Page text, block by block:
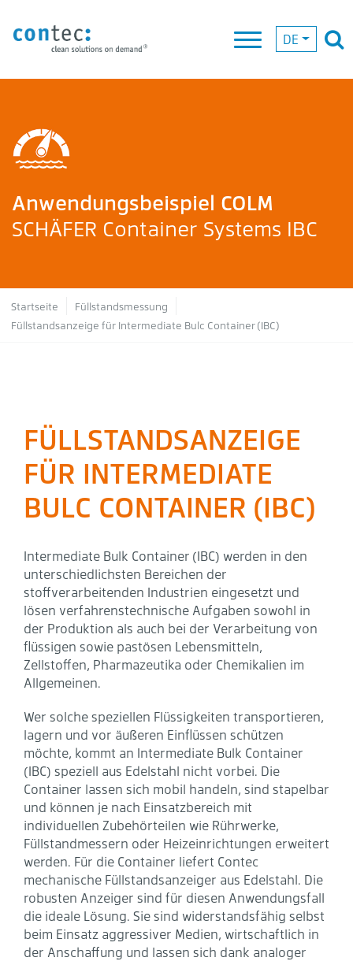
DE
Anwendungsbeispiel COLM
SCHÄFER Container Systems IBC
Pfadnavigation
Startseite
Füllstandsmessung
Füllstandsanzeige für Intermediate Bulc Container (IBC)
FÜLLSTANDSANZEIGE
FÜR INTERMEDIATE
BULC CONTAINER (IBC)
Intermediate Bulk Container (IBC) werden in den
unterschiedlichsten Bereichen der
stoffverarbeitenden Industrien eingesetzt und
lösen verfahrenstechnische Aufgaben sowohl in
der Produktion als auch bei der Verarbeitung von
flüssigen sowie pastösen Lebensmitteln,
Zellstoffen, Pharmazeutika oder Chemikalien im
Allgemeinen.
Wer solche speziellen Flüssigkeiten transportieren,
lagern und vor äußeren Einflüssen schützen
möchte, kommt an Intermediate Bulk Container
(IBC) speziell aus Edelstahl nicht vorbei. Die
Container lassen sich mobil handeln, sind stapelbar
und können je nach Einsatzbereich mit
individuellen Zubehörteilen wie Rührwerke,
Füllstandmessern oder Heizeinrichtungen erweitert
werden. Für die Container liefert Contec
mechanische Füllstandsanzeiger aus Edelstahl. Die
robusten Anzeiger sind für diesen Anwendungsfall
die ideale Lösung. Sie sind widerstandsfähig selbst
beim Einsatz aggressiver Medien, wirtschaftlich in
der Anschaffung und lassen sich dank analoger